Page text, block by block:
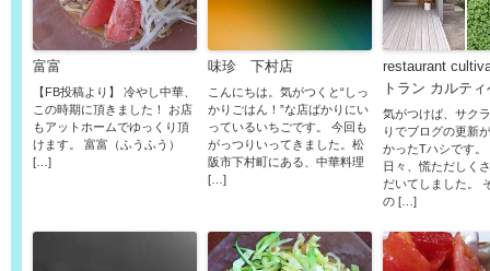
富富
【FB投稿より】 冷やし中華、
この時期に頂きました！ お店
もアットホームでゆっくり頂
けます。 富富（ふうふう）
[…]
味珍 下村店
こんにちは。気がつくと“しっ
かりごはん！”な店ばかりにい
っているいちごです。 今回も
がっつりいってきました。松
阪市下村町にある、中華料理
[…]
restaurant
トラン カルテ
気がつけば、サク
りでブログの更新
かったTハシです。
日々、慌ただしく
だいてしました。
の […]